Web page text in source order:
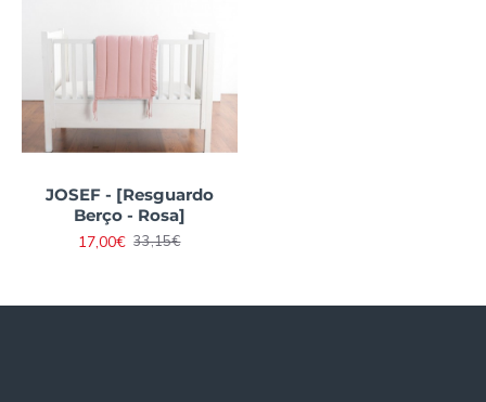
JOSEF - [Resguardo
Berço - Rosa]
17,00€ 33,15€